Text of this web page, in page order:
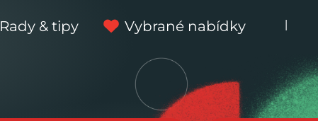
Rady & tipy Vybrané nabídky |